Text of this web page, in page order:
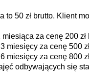
zł brutto. Klient
za cenę 200 zł
miesięcy za cenę 500
miesięcy za cenę 800
odbywających się